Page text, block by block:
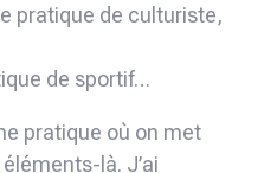
pratique de culturiste,
de sportif…
pratique où on met
là. J’ai